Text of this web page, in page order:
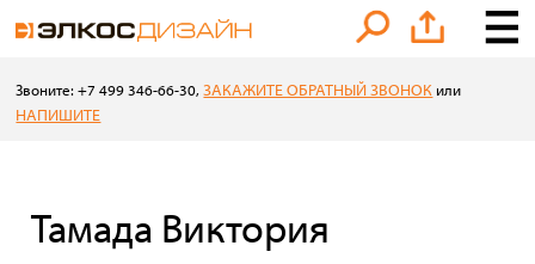
Звоните: +7 499 346-66-30,ЗАКАЖИТЕ ОБРАТНЫЙ ЗВОНОК или
НАПИШИТЕ
Тамада Виктория